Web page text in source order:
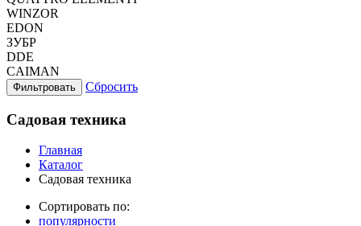
WINZOR
EDON
ЗУБР
DDE
CAIMAN
Фильтровать Сбросить
Садовая техника
Главная
Каталог
Садовая техника
Сортировать по:
популярности